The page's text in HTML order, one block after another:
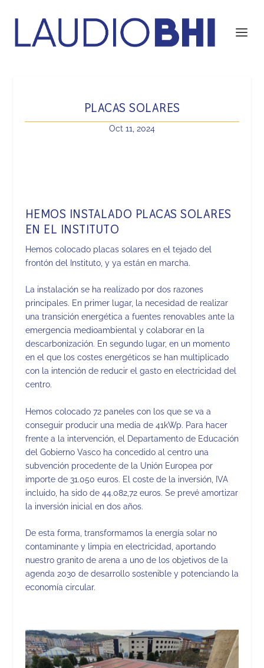
PLACAS SOLARES
Oct 11, 2024
HEMOS INSTALADO PLACAS SOLARES
EN EL INSTITUTO
Hemos colocado placas solares en el tejado del
frontón del Instituto, y ya están en marcha.
La instalación se ha realizado por dos razones
principales. En primer lugar, la necesidad de realizar
una transición energética a fuentes renovables ante la
emergencia medioambiental y colaborar en la
descarbonización. En segundo lugar, en un momento
en el que los costes energéticos se han multiplicado
con la intención de reducir el gasto en electricidad del
centro.
Hemos colocado 72 paneles con los que se va a
conseguir producir una media de 41kWp. Para hacer
frente a la intervención, el Departamento de Educación
del Gobierno Vasco ha concedido al centro una
subvención procedente de la Unión Europea por
importe de 31.050 euros. El coste de la inversión, IVA
incluido, ha sido de 44.082,72 euros. Se prevé amortizar
la inversión inicial en dos años.
De esta forma, transformamos la energía solar no
contaminante y limpia en electricidad, aportando
nuestro granito de arena a uno de los objetivos de la
agenda 2030 de desarrollo sostenible y potenciando la
economía circular.